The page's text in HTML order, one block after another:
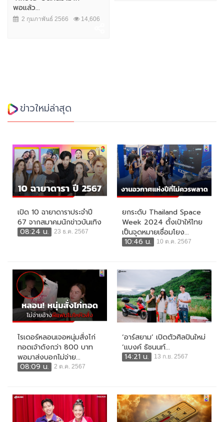
พอแล้ว...
2 กุมภาพันธ์ 2566 14,606
ข่าวใหม่ล่าสุด
เปิด 10 ฉายาดาราประจำปี
67 จากสมาคมนักข่าวบันเทิง
08:24 น.
23 ธ.ค. 2567
ยกระดับ Thailand Space
Week 2024 ตั้งเป้าให้ไทย
เป็นจุดหมายเชื่อมโยง...
10:46 น.
10 ต.ค. 2567
ไรเดอร์หลอนเจอหนุ่มสั่งไก่
ทอดเจ้าดังกว่า 800 บาท
พอมาส่งบอกไม่จ่าย...
08:09 น.
2 ต.ค. 2567
‘อาร์สยาม’ เปิดตัวศิลปินใหม่
‘แบงค์ ธัชนนท์...
14:21 น.
13 ก.ย. 2567